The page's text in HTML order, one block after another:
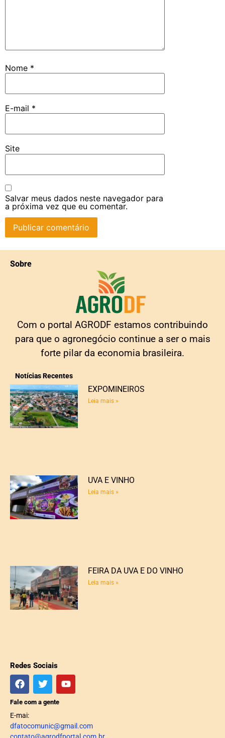
Nome *
E-mail *
Site
Salvar meus dados neste navegador para
a próxima vez que eu comentar.
Sobre
Com o portal AGRODF estamos contribuindo
para que o agronegócio continue a ser o mais
forte pilar da economia brasileira.
Notícias Recentes
EXPOMINEIROS
Leia mais »
UVA E VINHO
Leia mais »
FEIRA DA UVA E DO VINHO
Leia mais »
Redes Sociais
Fale com a gente
E-mai:
dfatocomunic@gmail.com
contato@agrodfportal.com.br